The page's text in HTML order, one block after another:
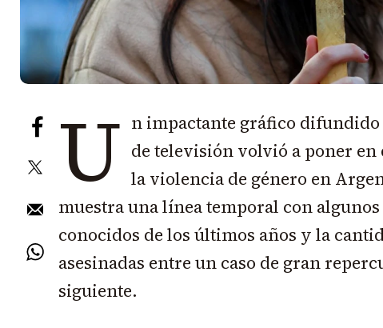
U n impactante gráfico
de televisión volvió a poner en
la violencia de género en
muestra una línea temporal con
conocidos de los últimos años y la
asesinadas entre un caso de gran
siguiente.